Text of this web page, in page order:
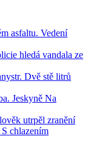
asfaltu. Vedení
hledá vandala ze
Dvě stě litrů
Jeskyně Na
utrpěl zranění
chlazením